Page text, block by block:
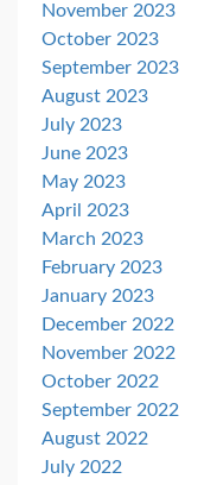
November 2023
October 2023
September 2023
August 2023
July 2023
June 2023
May 2023
April 2023
March 2023
February 2023
January 2023
December 2022
November 2022
October 2022
September 2022
August 2022
July 2022